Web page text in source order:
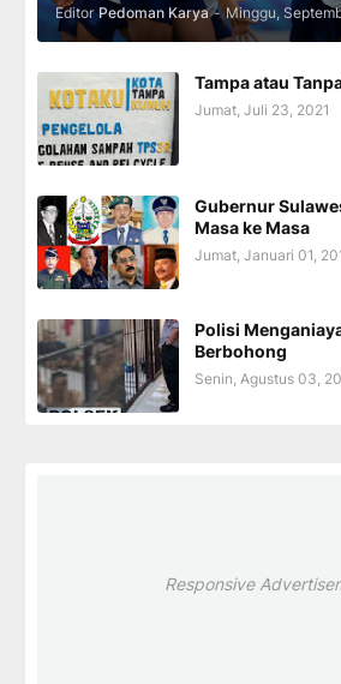
Editor Pedoman Karya - Minggu,
Tampa atau
Jumat, Juli 23, 2021
Gubernur
Masa ke Masa
Jumat, Januari 01,
Polisi
Berbohong
Senin, Agustus 03,
Responsive